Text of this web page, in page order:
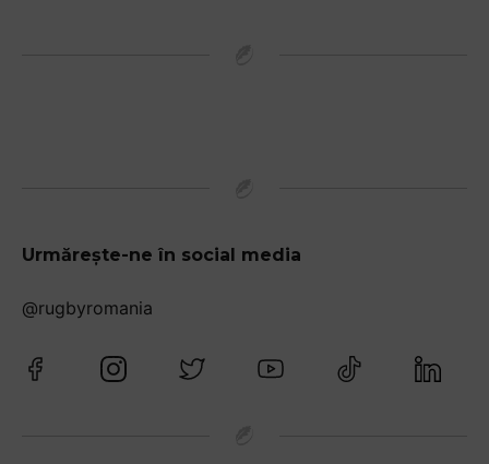
Urmărește-ne în social media
@rugbyromania